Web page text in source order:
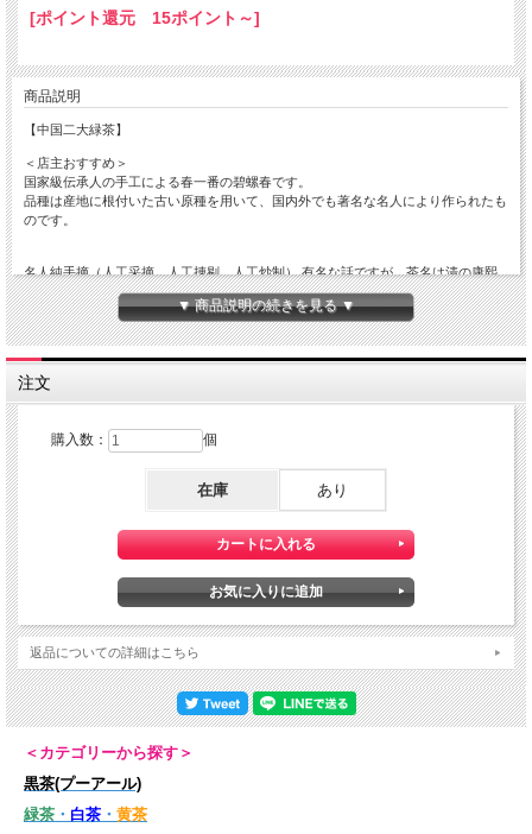
[ポイント還元 15ポイント～]
商品説明
【中国二大緑茶】
＜店主おすすめ＞
国家級伝承人の手工による春一番の碧螺春です。
品種は産地に根付いた古い原種を用いて、国内外でも著名な名人により作られたも
のです。
名人純手摘（人工采摘、人工㨂剔、人工炒制） 有名な話ですが、茶名は清の康熙
皇帝によって付けられました。
碧螺春：色「碧」、形状「螺（巻貝）」、時「春」）
初春の澄清な香気に、優しく爽やかで深い味わいと余韻をお楽しみいただけます。
貢上茶にふさわしく、他の比ではないほど、多くの小さな新芽を摘み、産毛を損な
わないよう丁寧に仕上げていきます。
ら楽しまれてはいかがでしょうか。
銘茶は景勝地に在り。産地は、中国五大湖、蘇州の太湖（江蘇省）の島、洞庭西山
この度入荷しましたお茶は、正宗（正統）の碧螺春の最高峰春茶です。
産地は洞庭西山、茶葉は初です。由緒正しい最高級となります。
-----その他の情報-----
銘茶は景勝地に在り。産地は、中国五大湖の一つ洞庭湖の近くです。また同じ長江
流域にある太湖(揚子江)も壮大で、「天然の絵画」と例えられたほどの美しいとこ
ろです。この辺りには茶器の産地もあり大変豊かな文化を持つ地です。
ました。
ちょっと面白い商売の裏側：
▼ 商品説明の続きを見る ▼
注文
購入数： 個
在庫 あり
返品についての詳細はこちら
＜カテゴリーから探す＞
黒茶(プーアール)
緑茶 ・ 白茶 ・ 黄茶